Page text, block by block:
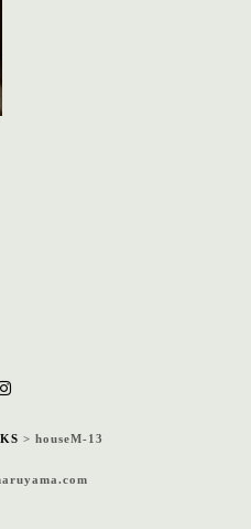
> houseM-13